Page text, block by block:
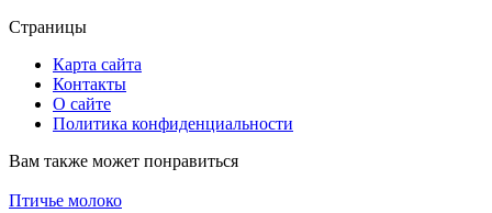
Страницы
Карта сайта
Контакты
О сайте
Политика конфиденциальности
Вам также может понравиться
Птичье молоко